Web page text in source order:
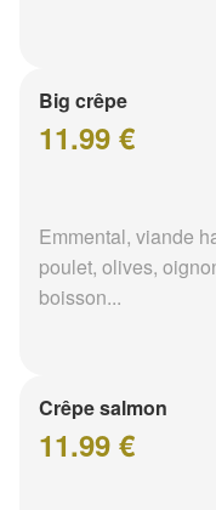
Big crêpe
11.99 €
Emmental, viande
poulet, olives,
boisson...
Crêpe salmon
11.99 €